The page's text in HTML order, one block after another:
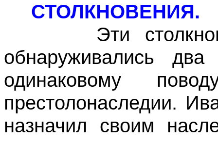
СТОЛКНОВЕНИЯ.
Эти
обнаруживались
одинаковому
престолонаследии.
назначил своим